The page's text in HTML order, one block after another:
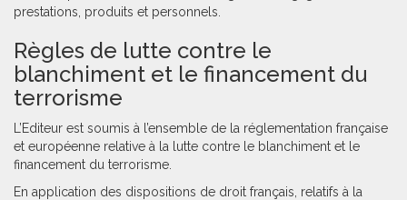
prestations, produits et personnels.
Règles de lutte contre le
blanchiment et le financement du
terrorisme
L’Editeur est soumis à l’ensemble de la réglementation française
et européenne relative à la lutte contre le blanchiment et le
financement du terrorisme.
En application des dispositions de droit français, relatifs à la